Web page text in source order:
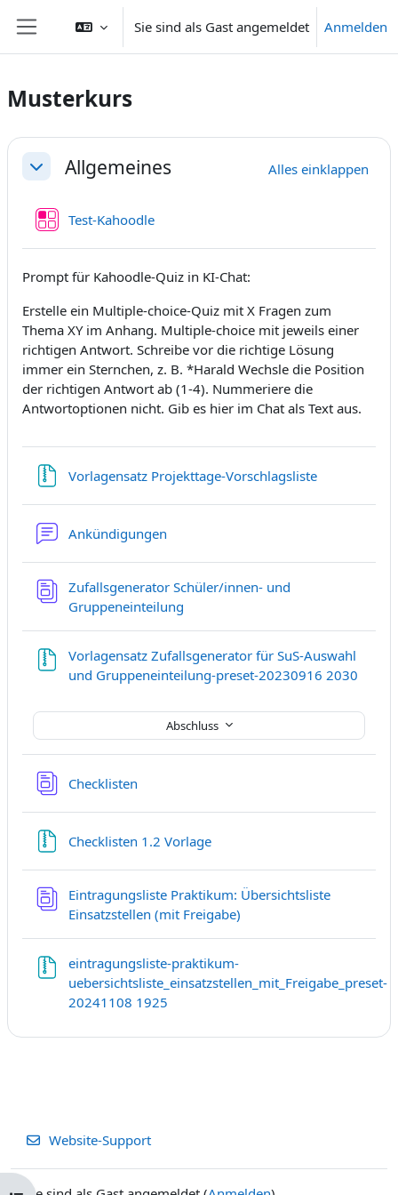
Website-Übersicht
Sie sind als Gast angemeldet Anmelden
Musterkurs
Abschnittsübersicht
EinklappenAllgemeines Alles einklappen
Test-Kahoodle
Prompt für Kahoodle-Quiz in KI-Chat:
Erstelle ein Multiple-choice-Quiz mit X Fragen zum
Thema XY im Anhang. Multiple-choice mit jeweils einer
richtigen Antwort. Schreibe vor die richtige Lösung
immer ein Sternchen, z. B. *Harald Wechsle die Position
der richtigen Antwort ab (1-4). Nummeriere die
Antwortoptionen nicht. Gib es hier im Chat als Text aus.
Vorlagensatz Projekttage-Vorschlagsliste
Ankündigungen
Zufallsgenerator Schüler/innen- und
Gruppeneinteilung
Vorlagensatz Zufallsgenerator für SuS-Auswahl
und Gruppeneinteilung-preset-20230916 2030
Abschluss
Checklisten
Checklisten 1.2 Vorlage
Eintragungsliste Praktikum: Übersichtsliste
Einsatzstellen (mit Freigabe)
eintragungsliste-praktikum-
uebersichtsliste_einsatzstellen_mit_Freigabe_preset-
20241108 1925
Website-Support